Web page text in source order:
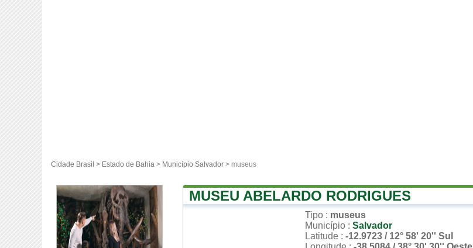
Cidade Brasil > Estado de Bahia > Município Salvador > museus
MUSEU ABELARDO RODRIGUES
Tipo : museus
Município : Salvador
Latitude : -12.9723 / 12° 58' 20'' Sul